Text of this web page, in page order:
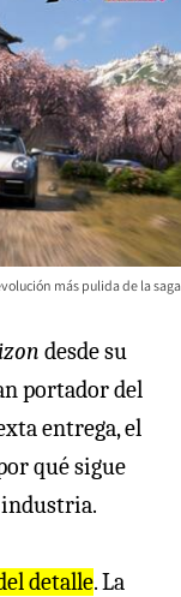
más pulida de la saga
desde su
portador del
entrega, el
qué sigue
industria.
detalle. La